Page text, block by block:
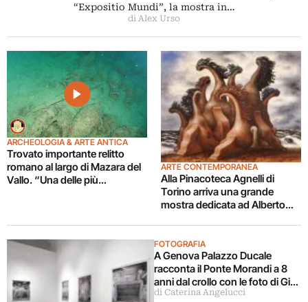
“Expositio Mundi”, la mostra in…
di Alex Urso
ARCHEOLOGIA & ARTE ANTICA
Trovato importante relitto
romano al largo di Mazara del
Vallo. “Una delle più
ARTE CONTEMPORANEA
Alla Pinacoteca Agnelli di
Torino arriva una grande
mostra dedicata ad Alberto
FOTOGRAFIA
A Genova Palazzo Ducale
racconta il Ponte Morandi a 8
anni dal crollo con le foto di Gigi
Cifali
di Caterina Angelucci